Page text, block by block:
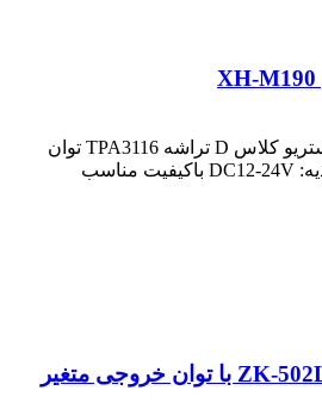
ماژول آمپلی فایر صوتی استریو کلاس D تراشه TPA3116 توان
خروجی 2X100W ولتاژ تغذیه: DC12-24V باکیفیت مناسب